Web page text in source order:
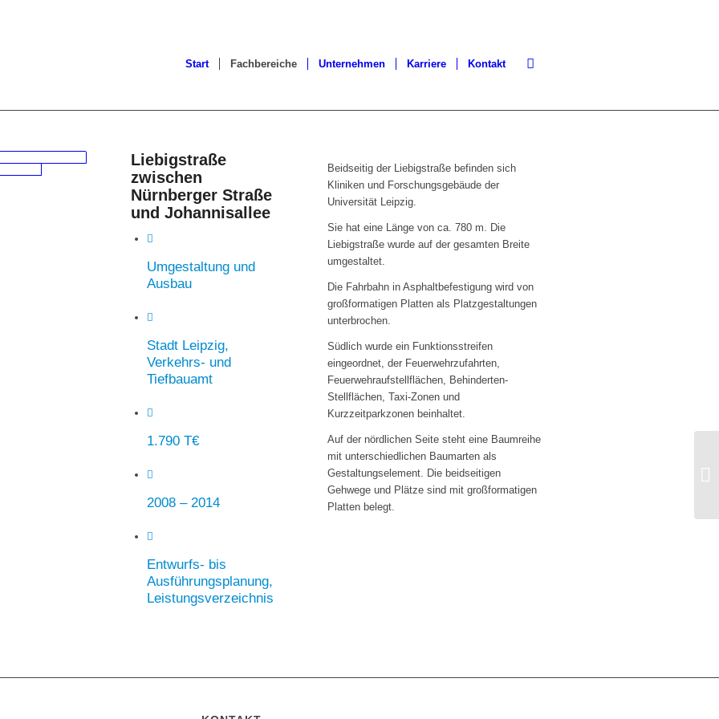
Start Fachbereiche Unternehmen Karriere Kontakt
Liebigstraße
zwischen
Nürnberger Straße
und Johannisallee
Umgestaltung und
Ausbau
Stadt Leipzig,
Verkehrs- und
Tiefbauamt
1.790 T€
2008 – 2014
Entwurfs- bis
Ausführungsplanung,
Leistungsverzeichnis
Beidseitig der Liebigstraße befinden sich
Kliniken und Forschungsgebäude der
Universität Leipzig.
Sie hat eine Länge von ca. 780 m. Die
Liebigstraße wurde auf der gesamten Breite
umgestaltet.
Die Fahrbahn in Asphaltbefestigung wird von
großformatigen Platten als Platzgestaltungen
unterbrochen.
Südlich wurde ein Funktionsstreifen
eingeordnet, der Feuerwehrzufahrten,
Feuerwehraufstellflächen, Behinderten-
Stellflächen, Taxi-Zonen und
Kurzzeitparkzonen beinhaltet.
Auf der nördlichen Seite steht eine Baumreihe
mit unterschiedlichen Baumarten als
Gestaltungselement. Die beidseitigen
Gehwege und Plätze sind mit großformatigen
Platten belegt.